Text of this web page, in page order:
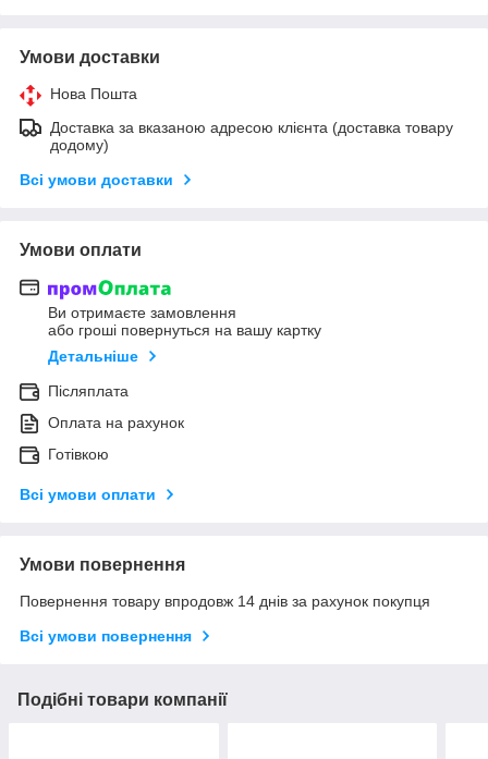
Умови доставки
Нова Пошта
Доставка за вказаною адресою клієнта (доставка товару
додому)
Всі умови доставки
Умови оплати
Ви отримаєте замовлення
або гроші повернуться на вашу картку
Детальніше
Післяплата
Оплата на рахунок
Готівкою
Всі умови оплати
Умови повернення
Повернення товару впродовж 14 днів за рахунок покупця
Всі умови повернення
Подібні товари компанії